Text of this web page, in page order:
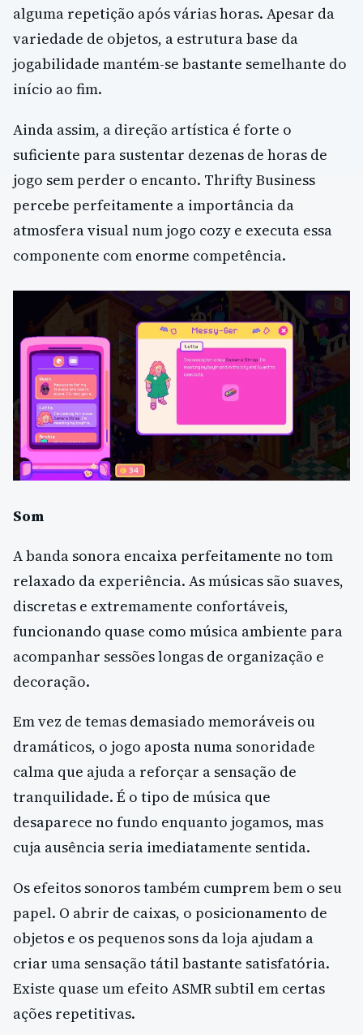
alguma repetição após várias horas. Apesar da
variedade de objetos, a estrutura base da
jogabilidade mantém-se bastante semelhante do
início ao fim.
Ainda assim, a direção artística é forte o
suficiente para sustentar dezenas de horas de
jogo sem perder o encanto. Thrifty Business
percebe perfeitamente a importância da
atmosfera visual num jogo cozy e executa essa
componente com enorme competência.
Som
A banda sonora encaixa perfeitamente no tom
relaxado da experiência. As músicas são suaves,
discretas e extremamente confortáveis,
funcionando quase como música ambiente para
acompanhar sessões longas de organização e
decoração.
Em vez de temas demasiado memoráveis ou
dramáticos, o jogo aposta numa sonoridade
calma que ajuda a reforçar a sensação de
tranquilidade. É o tipo de música que
desaparece no fundo enquanto jogamos, mas
cuja ausência seria imediatamente sentida.
Os efeitos sonoros também cumprem bem o seu
papel. O abrir de caixas, o posicionamento de
objetos e os pequenos sons da loja ajudam a
criar uma sensação tátil bastante satisfatória.
Existe quase um efeito ASMR subtil em certas
ações repetitivas.